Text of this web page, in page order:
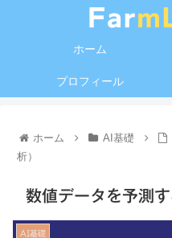
ホーム
プロフィール
ホーム AI基礎
析）
数値データを予測
AI基礎